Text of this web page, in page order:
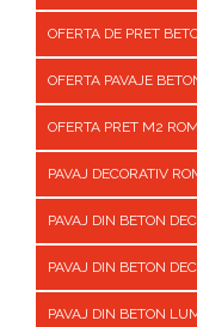
OFERTA DE PRET
OFERTA PAVAJE
OFERTA PRET M2
PAVAJ DECORATIV
PAVAJ DIN BETON
PAVAJ DIN BETON
PAVAJ DIN BETON